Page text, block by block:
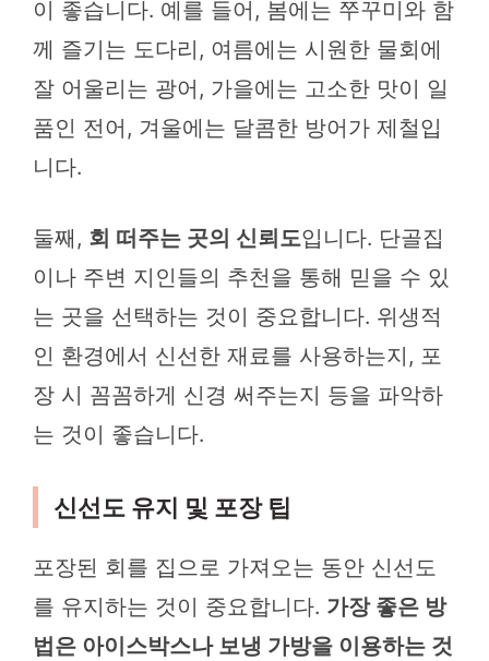
이 좋습니다. 예를 들어, 봄에는 쭈꾸미와 함
께 즐기는 도다리, 여름에는 시원한 물회에
잘 어울리는 광어, 가을에는 고소한 맛이 일
품인 전어, 겨울에는 달콤한 방어가 제철입
니다.
둘째, 회 떠주는 곳의 신뢰도입니다. 단골집
이나 주변 지인들의 추천을 통해 믿을 수 있
는 곳을 선택하는 것이 중요합니다. 위생적
인 환경에서 신선한 재료를 사용하는지, 포
장 시 꼼꼼하게 신경 써주는지 등을 파악하
는 것이 좋습니다.
신선도 유지 및 포장 팁
포장된 회를 집으로 가져오는 동안 신선도
를 유지하는 것이 중요합니다. 가장 좋은 방
법은 아이스박스나 보냉 가방을 이용하는 것